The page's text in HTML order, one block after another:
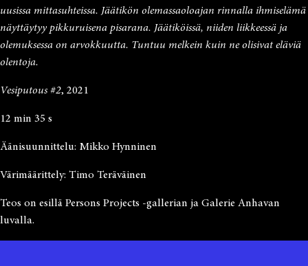
uusissa mittasuhteissa. Jäätikön olemassaoloajan rinnalla ihmiselämä
näyttäytyy pikkuruisena pisarana. Jäätiköissä, niiden liikkeessä ja
olemuksessa on arvokkuutta. Tuntuu melkein kuin ne olisivat eläviä
olentoja.
Vesiputous #2, 2021
12 min 35 s
Äänisuunnittelu: Mikko Hynninen
Värimäärittely: Timo Teräväinen
Teos on esillä Persons Projects -gallerian ja Galerie Anhavan
luvalla.